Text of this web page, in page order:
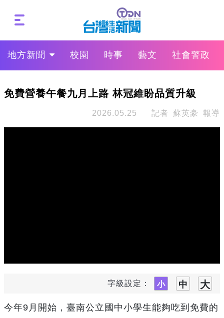
地方新聞 校園 時事 藝文 社會警政
免費營養午餐九月上路 林冠維盼品質升級
2026.05.25 記者 蘇英豪 報導
字級設定：
今年9月開始，臺南公立國中小學生能夠吃到免費的